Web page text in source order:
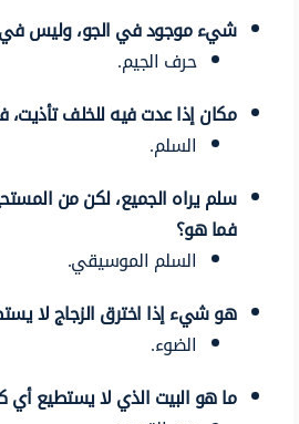
شيء موجود في الجو، وليس في
حرف الجيم.
مكان إذا عدت فيه للخلف تأذيت،
السلم.
سلم يراه الجميع، لكن من
فما هو؟
السلم الموسيقي.
هو شيء إذا اخترق الزجاج لا
الضوء.
ما هو البيت الذي لا يستطيع